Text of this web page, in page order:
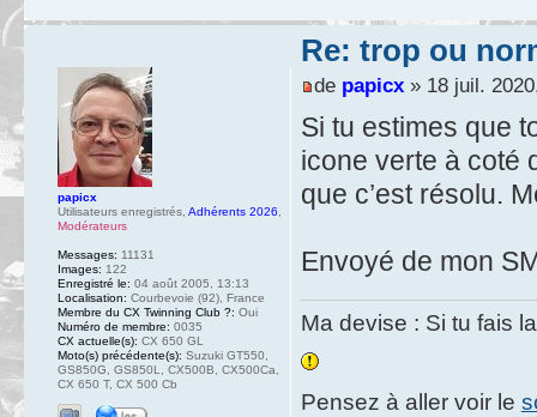
Re: trop ou
de papicx» 18 juil.
Si tu estimes que
icone verte à coté
que c’est résolu.
Envoyé de mon
Ma devise : Si tu fais
Pensez à aller voir le
papicx
Utilisateurs enregistrés Adhérents 2026
Modérateurs
Messages: 11131
Images: 122
Enregistré le: 04 août 2005, 13:13
Localisation: Courbevoie (92), France
Membre du CX Twinning Club ?: Oui
Numéro de membre: 0035
CX actuelle(s): CX 650 GL
Moto(s) précédente(s): Suzuki GT550,
GS850G, GS850L, CX500B, CX500Ca,
CX 650 T, CX 500 Cb